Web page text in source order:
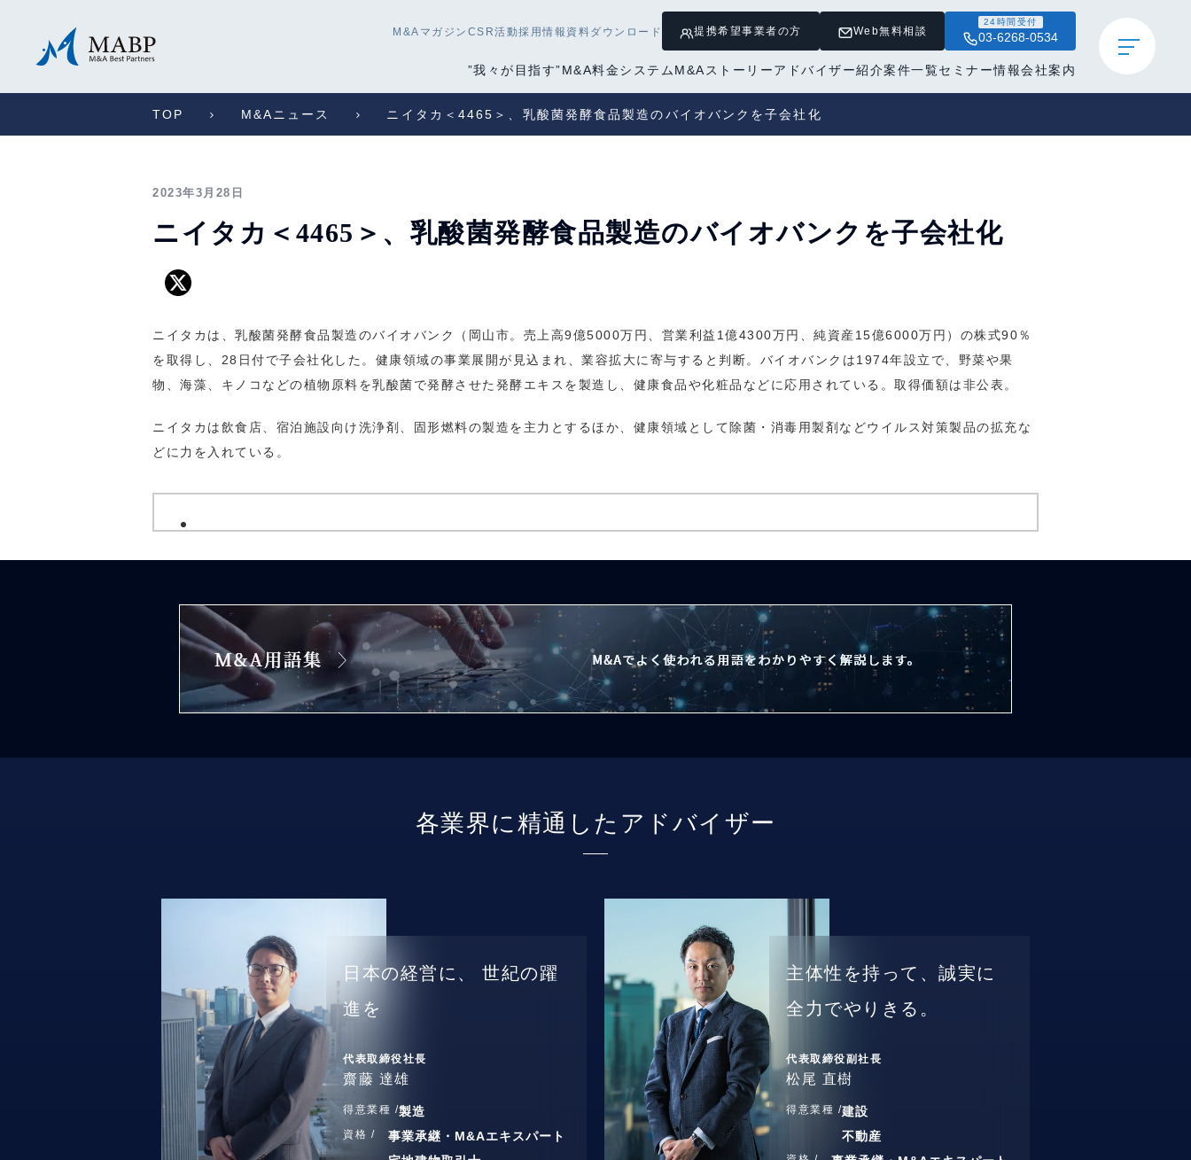
M&Aマガジン CSR活動採用情報 資料ダウンロード 提携希望事業者の方 Web無料相談
24時間受付
03-6268-0534
”我々が目指す”M&A料金システム M&Aストーリーアドバイザー紹介案件一覧セミナー情報会社案内
TOP M&Aニュース ニイタカ＜4465＞、乳酸菌発酵食品製造のバイオバンクを子会社化
2023年3月28日
ニイタカ＜4465＞、乳酸菌発酵食品製造のバイオバンクを子会社化
ニイタカは、乳酸菌発酵食品製造のバイオバンク（岡山市。売上高9億5000万円、営業利益1億4300万円、純資産15億6000万円）の株式90％
を取得し、28日付で子会社化した。健康領域の事業展開が見込まれ、業容拡大に寄与すると判断。バイオバンクは1974年設立で、野菜や果
物、海藻、キノコなどの植物原料を乳酸菌で発酵させた発酵エキスを製造し、健康食品や化粧品などに応用されている。取得価額は非公表。
ニイタカは飲食店、宿泊施設向け洗浄剤、固形燃料の製造を主力とするほか、健康領域として除菌・消毒用製剤などウイルス対策製品の拡充な
どに力を入れている。
各業界に精通したアドバイザー
日本の経営に、
世紀の躍
進を
代表取締役社長
齋藤 達雄
得意業種 /製造
資格 /
事業承継・M&Aエキスパート
主体性を持って、誠実に
全力でやりきる。
代表取締役副社長
松尾 直樹
得意業種 /建設
不動産